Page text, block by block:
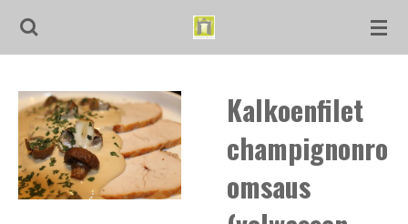
Ga
de
hoofdinhoud
Kalkoenfilet
champignonro
omsaus